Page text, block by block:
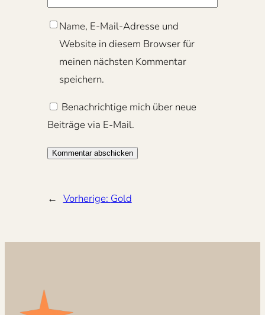
Name, E-Mail-Adresse und
Website in diesem Browser für
meinen nächsten Kommentar
speichern.
Benachrichtige mich über neue
Beiträge via E-Mail.
← Vorherige: Gold